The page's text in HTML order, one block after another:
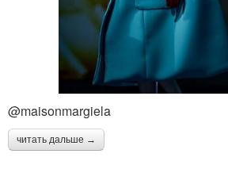
@maisonmargiela
читать дальше →